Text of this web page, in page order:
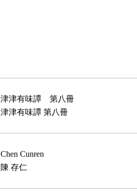
津津有味譚 第八冊
津津有味譚 第八冊
Chen Cunren
陳 存仁